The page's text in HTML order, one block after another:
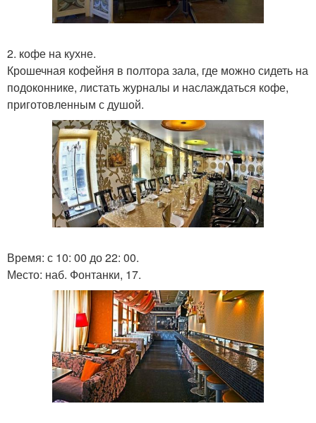
2. кофе на кухне.
Крошечная кофейня в полтора зала, где можно сидеть на
подоконнике, листать журналы и наслаждаться кофе,
приготовленным с душой.
Время: с 10: 00 до 22: 00.
Место: наб. Фонтанки, 17.